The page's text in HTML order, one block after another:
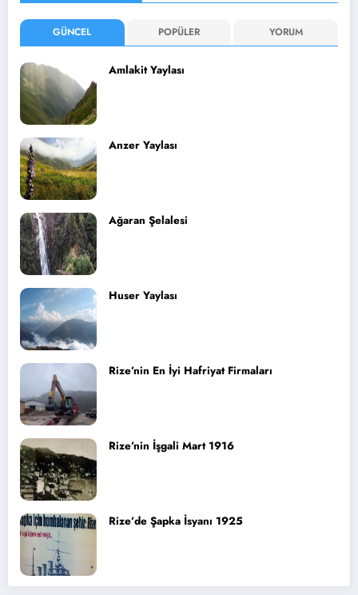
GÜNCEL POPÜLER YORUM
Amlakit Yaylası
Anzer Yaylası
Ağaran Şelalesi
Huser Yaylası
Rize’nin En İyi Hafriyat Firmaları
Rize’nin İşgali Mart 1916
Rize’de Şapka İsyanı 1925